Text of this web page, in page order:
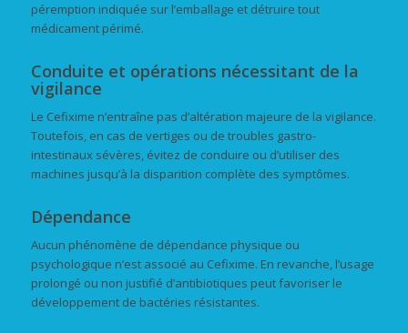
péremption indiquée sur l’emballage et détruire tout
médicament périmé.
Conduite et opérations nécessitant de la
vigilance
Le Cefixime n’entraîne pas d’altération majeure de la vigilance.
Toutefois, en cas de vertiges ou de troubles gastro-
intestinaux sévères, évitez de conduire ou d’utiliser des
machines jusqu’à la disparition complète des symptômes.
Dépendance
Aucun phénomène de dépendance physique ou
psychologique n’est associé au Cefixime. En revanche, l’usage
prolongé ou non justifié d’antibiotiques peut favoriser le
développement de bactéries résistantes.